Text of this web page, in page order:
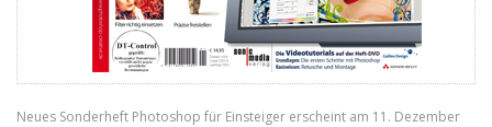
Neues Sonderheft Photoshop für Einsteiger erscheint am 11. Dezember